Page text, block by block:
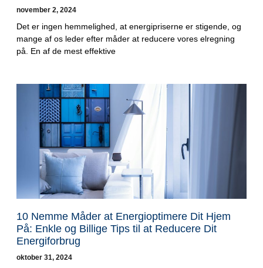
november 2, 2024
Det er ingen hemmelighed, at energipriserne er stigende, og
mange af os leder efter måder at reducere vores elregning
på. En af de mest effektive
10 Nemme Måder at Energioptimere Dit Hjem
På: Enkle og Billige Tips til at Reducere Dit
Energiforbrug
oktober 31, 2024